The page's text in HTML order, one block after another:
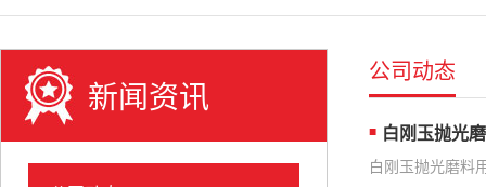
新闻资讯
公司动态
白刚玉抛光
白刚玉抛光磨料